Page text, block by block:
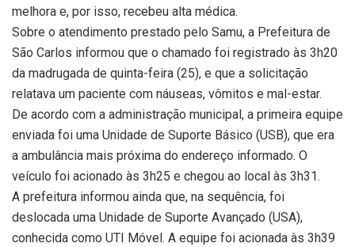
melhora e, por isso, recebeu alta médica.
Sobre o atendimento prestado pelo Samu, a Prefeitura de
São Carlos informou que o chamado foi registrado às 3h20
da madrugada de quinta-feira (25), e que a solicitação
relatava um paciente com náuseas, vômitos e mal-estar.
De acordo com a administração municipal, a primeira equipe
enviada foi uma Unidade de Suporte Básico (USB), que era
a ambulância mais próxima do endereço informado. O
veículo foi acionado às 3h25 e chegou ao local às 3h31.
A prefeitura informou ainda que, na sequência, foi
deslocada uma Unidade de Suporte Avançado (USA),
conhecida como UTI Móvel. A equipe foi acionada às 3h39